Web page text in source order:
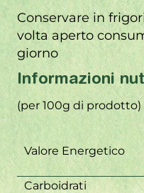
Conservare in
volta aperto
giorno
Informazioni
(per 100g di prodotto)
Valore Energetico
Carboidrati